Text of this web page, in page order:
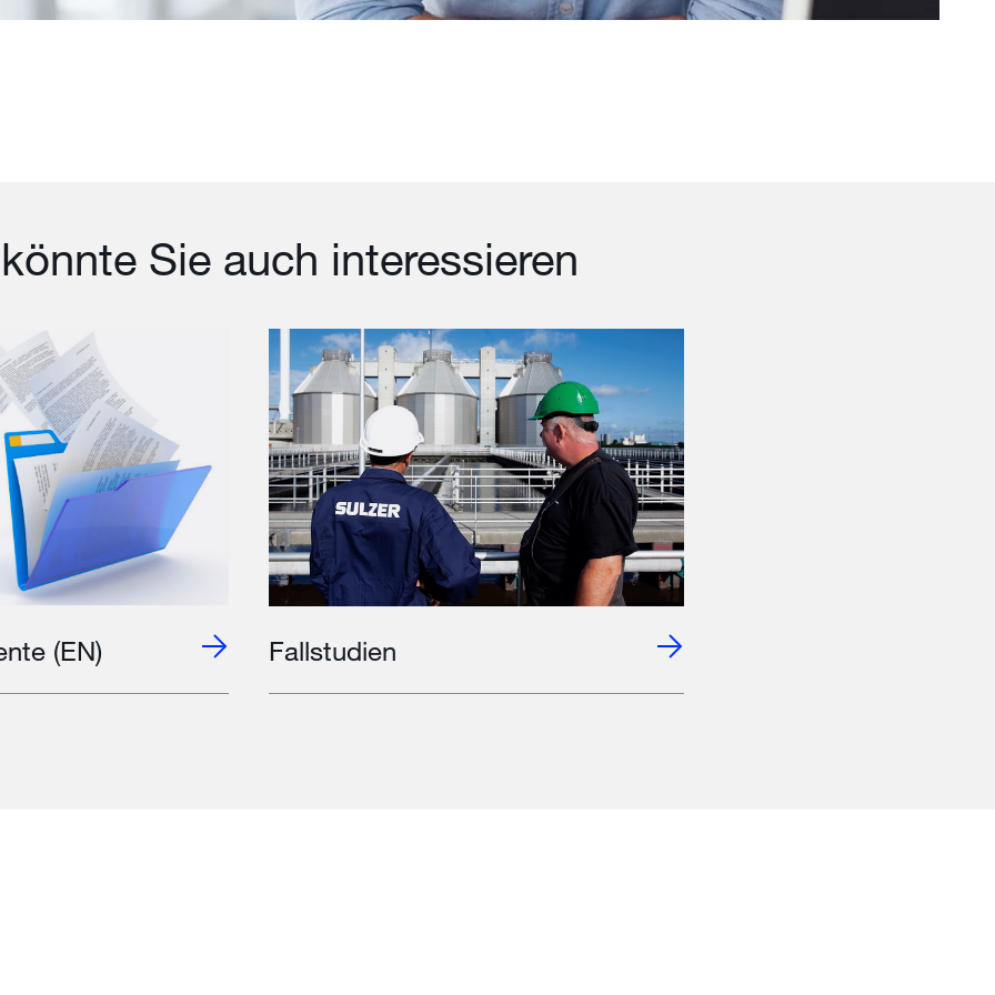
Sie auch interessieren
(EN) Fallstudien